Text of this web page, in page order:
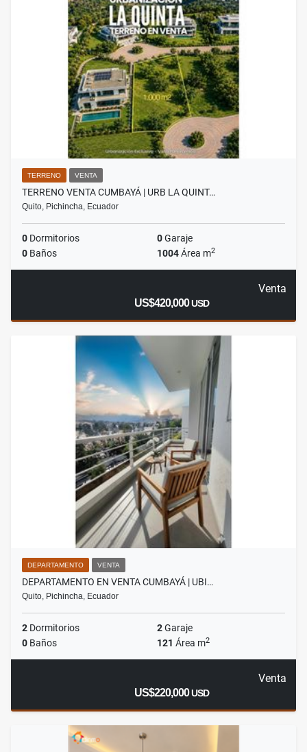
TERRENO VENTA
TERRENO VENTA CUMBAYÁ | URB LA QUINT…
Quito, Pichincha, Ecuador
0 Dormitorios 0Garaje
0 Baños 1004Área m2
Venta
US$420,000USD
DEPARTAMENTO VENTA
DEPARTAMENTO EN VENTA CUMBAYÁ | UBI…
Quito, Pichincha, Ecuador
2 Dormitorios 2Garaje
0 Baños 121 Área m2
Venta
US$220,000USD